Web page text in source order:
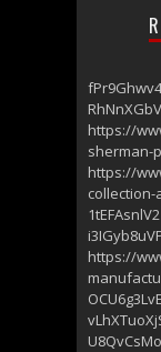
https://
sherman-
https://
collection-
1tEFAsnlV2
https://